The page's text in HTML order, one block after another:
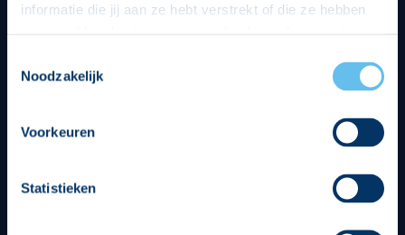
informatie die jij aan ze hebt verstrekt of die ze hebben
op een veilige en integere wijze. Je kunt je toestemming
beheren op de privacy- en cookieverklaring pagina.
Noodzakelijk
Voorkeuren
Statistieken